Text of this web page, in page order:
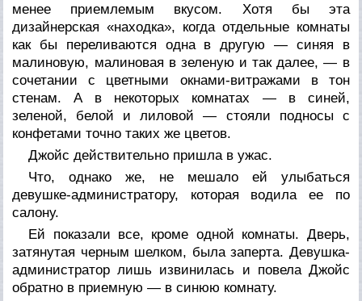
менее приемлемым вкусом. Хотя бы эта
дизайнерская «находка», когда отдельные комнаты
как бы переливаются одна в другую — синяя в
малиновую, малиновая в зеленую и так далее, — в
сочетании с цветными окнами-витражами в тон
стенам. А в некоторых комнатах — в синей,
зеленой, белой и лиловой — стояли подносы с
конфетами точно таких же цветов.
Джойс действительно пришла в ужас.
Что, однако же, не мешало ей улыбаться
девушке-администратору, которая водила ее по
салону.
Ей показали все, кроме одной комнаты. Дверь,
затянутая черным шелком, была заперта. Девушка-
администратор лишь извинилась и повела Джойс
обратно в приемную — в синюю комнату.